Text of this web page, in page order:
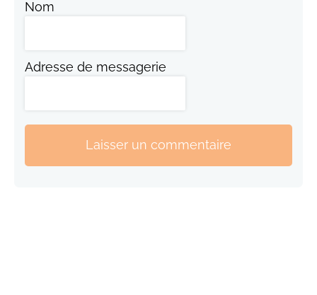
Nom
Adresse de messagerie
Laisser un commentaire